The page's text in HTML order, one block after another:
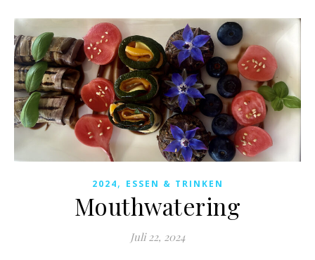
2024, ESSEN & TRINKEN
Mouthwatering
Juli 22, 2024